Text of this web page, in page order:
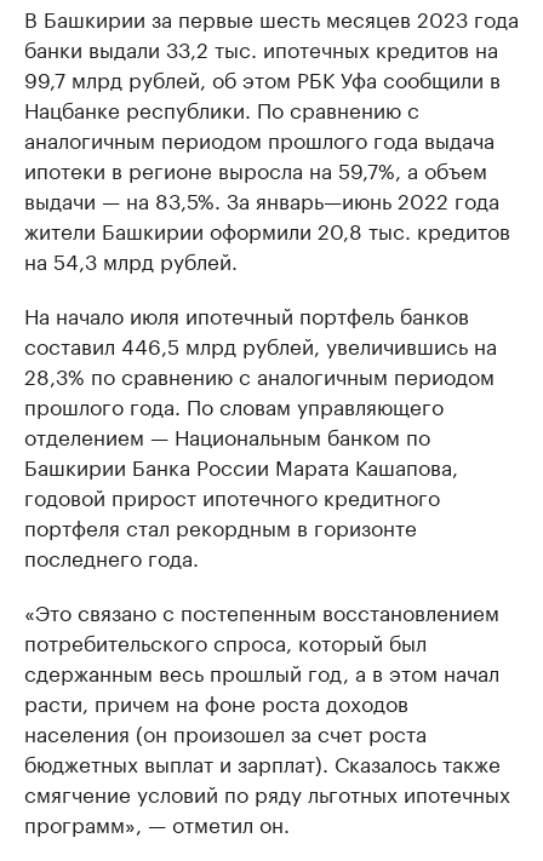
В Башкирии за первые шесть месяцев 2023 года
банки выдали 33,2 тыс. ипотечных кредитов на
99,7 млрд рублей, об этом РБК Уфа сообщили в
Нацбанке республики. По сравнению с
аналогичным периодом прошлого года выдача
ипотеки в регионе выросла на 59,7%, а объем
выдачи — на 83,5%. За январь—июнь 2022 года
жители Башкирии оформили 20,8 тыс. кредитов
на 54,3 млрд рублей.
На начало июля ипотечный портфель банков
составил 446,5 млрд рублей, увеличившись на
28,3% по сравнению с аналогичным периодом
прошлого года. По словам управляющего
отделением — Национальным банком по
Башкирии Банка России Марата Кашапова,
годовой прирост ипотечного кредитного
портфеля стал рекордным в горизонте
последнего года.
«Это связано с постепенным восстановлением
потребительского спроса, который был
сдержанным весь прошлый год, а в этом начал
расти, причем на фоне роста доходов
населения (он произошел за счет роста
бюджетных выплат и зарплат). Сказалось также
смягчение условий по ряду льготных ипотечных
программ», — отметил он.